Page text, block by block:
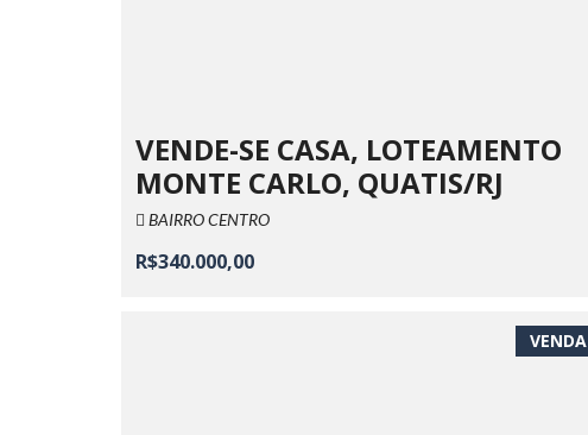
VENDE-SE CASA, LOTEAMENTO
MONTE CARLO, QUATIS/RJ
BAIRRO CENTRO
R$340.000,00
VENDA